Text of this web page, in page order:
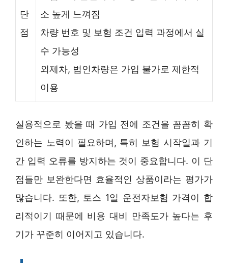
단
점
소 높게 느껴짐
차량 번호 및 보험 조건 입력 과정에서 실
수 가능성
외제차, 법인차량은 가입 불가로 제한적
이용
실용적으로 봤을 때 가입 전에 조건을 꼼꼼히 확
인하는 노력이 필요하며, 특히 보험 시작일과 기
간 입력 오류를 방지하는 것이 중요합니다. 이 단
점들만 보완한다면 효율적인 상품이라는 평가가
많습니다. 또한, 토스 1일 운전자보험 가격이 합
리적이기 때문에 비용 대비 만족도가 높다는 후
기가 꾸준히 이어지고 있습니다.